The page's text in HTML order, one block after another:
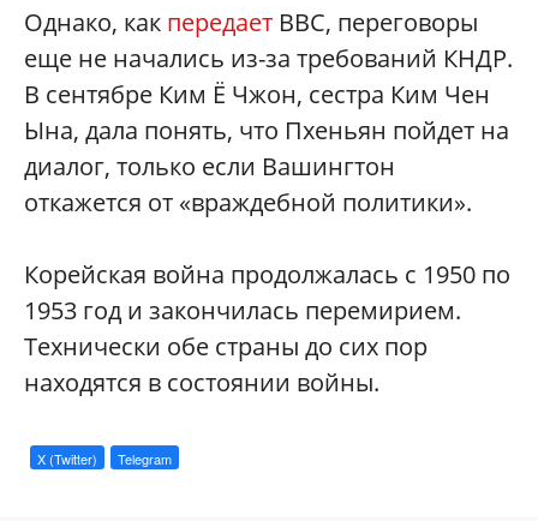
Однако, как передает BBC, переговоры
еще не начались из-за требований КНДР.
В сентябре Ким Ё Чжон, сестра Ким Чен
Ына, дала понять, что Пхеньян пойдет на
диалог, только если Вашингтон
откажется от «враждебной политики».
Корейская война продолжалась с 1950 по
1953 год и закончилась перемирием.
Технически обе страны до сих пор
находятся в состоянии войны.
X (Twitter) Telegram